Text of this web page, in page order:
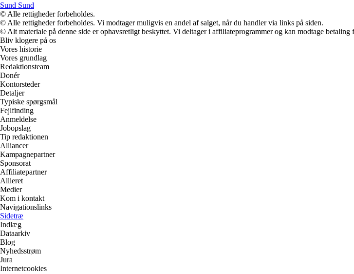
Sund Sund
© Alle rettigheder forbeholdes.
© Alle rettigheder forbeholdes. Vi modtager muligvis en andel af salget, når du handler via links på siden.
© Alt materiale på denne side er ophavsretligt beskyttet. Vi deltager i affiliateprogrammer og kan modtage
Bliv klogere på os
Vores historie
Vores grundlag
Redaktionsteam
Donér
Kontorsteder
Detaljer
Typiske spørgsmål
Fejlfinding
Anmeldelse
Jobopslag
Tip redaktionen
Alliancer
Kampagnepartner
Sponsorat
Affiliatepartner
Allieret
Medier
Kom i kontakt
Navigationslinks
Sidetræ
Indlæg
Dataarkiv
Blog
Nyhedsstrøm
Jura
Internetcookies